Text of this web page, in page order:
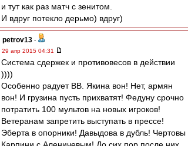
и тут как раз матч с зенитом.
И вдруг потекло дерьмо) вдруг)
petrov13 -
29 апр 2015 04:31
Система сдержек и противовесов в действии
))))
Особенно радует ВВ. Якина вон! Нет, армян
вон! И грузина пусть прихватят! Федуну срочно
потратить 100 мультов на новых игроков!
Ветеранам запретить выступать в прессе!
Эберта в опорники! Давыдова в дубль! Чертовы
Карпини с Аленичевым! До сих пор после них